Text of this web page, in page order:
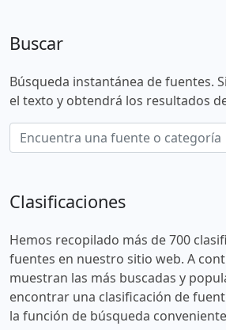
Buscar
Búsqueda instantánea de fuentes.
el texto y obtendrá los resultados
Clasificaciones
Hemos recopilado más de 700
fuentes en nuestro sitio web. A
muestran las más buscadas y
encontrar una clasificación de
la función de búsqueda